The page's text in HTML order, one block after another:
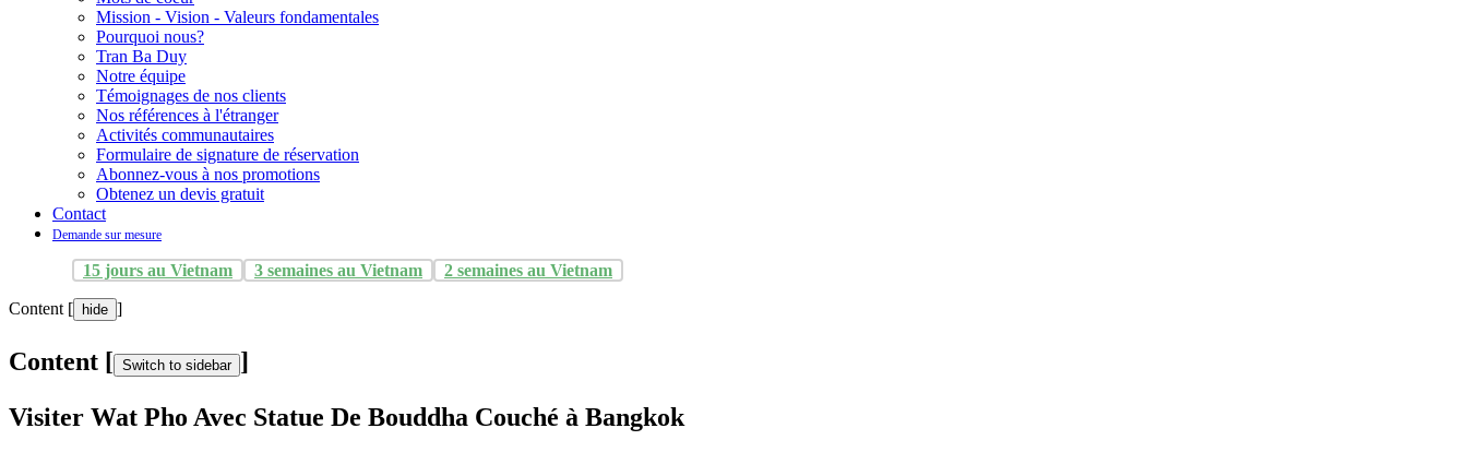
Mission - Vision - Valeurs fondamentales
Pourquoi nous?
Tran Ba Duy
Notre équipe
Témoignages de nos clients
Nos références à l'étranger
Activités communautaires
Formulaire de signature de réservation
Abonnez-vous à nos promotions
Obtenez un devis gratuit
Contact
Demande sur mesure
15 jours au Vietnam 3 semaines au Vietnam 2 semaines au Vietnam
Content [ hide ]
Content [ Switch to sidebar ]
Visiter Wat Pho Avec Statue De Bouddha Couché à Bangkok